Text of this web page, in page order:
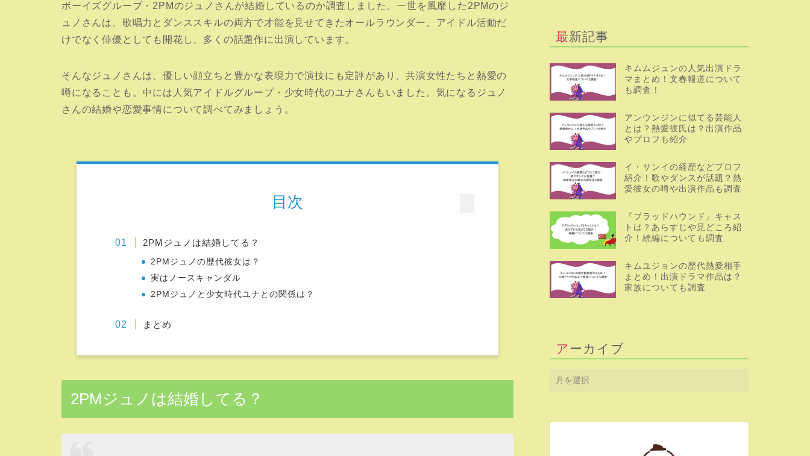
ボーイズグループ・2PMのジュノさんが結婚しているのか調査しました。一世を風靡した2PMのジ
ュノさんは、歌唱力とダンススキルの両方で才能を見せてきたオールラウンダー。アイドル活動だ
けでなく俳優としても開花し、多くの話題作に出演しています。
そんなジュノさんは、優しい顔立ちと豊かな表現力で演技にも定評があり、共演女性たちと熱愛の
噂になることも。中には人気アイドルグループ・少女時代のユナさんもいました。気になるジュノ
さんの結婚や恋愛事情について調べてみましょう。
目次
2PMジュノは結婚してる？
2PMジュノの歴代彼女は？
実はノースキャンダル
2PMジュノと少女時代ユナとの関係は？
まとめ
2PMジュノは結婚してる？
最新記事
キムムジュンの人気出演ドラ
マまとめ！文春報道について
も調査！
アンウンジンに似てる芸能人
とは？熱愛彼氏は？出演作品
やプロフも紹介
イ・サンイの経歴などプロフ
紹介！歌やダンスが話題？熱
愛彼女の噂や出演作品も調査
『ブラッドハウンド』キャス
トは？あらすじや見どころ紹
介！続編についても調査
キムユジョンの歴代熱愛相手
まとめ！出演ドラマ作品は？
家族についても調査
アーカイブ